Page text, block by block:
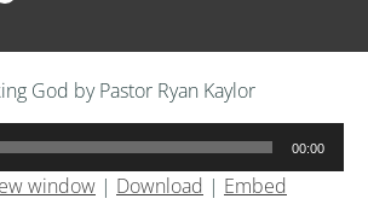
God by Pastor Ryan Kaylor
00:00
window | Download | Embed